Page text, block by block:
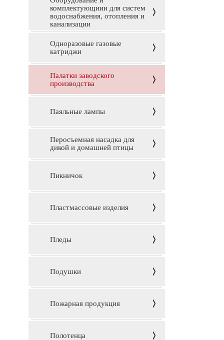
комплектующиии для систем
водоснабжения, отопления и
канализации
Одноразовые газовые
катриджи
Палатки заводского
производства
Паяльные лампы
Перосъемная насадка для
дикой и домашней птицы
Пикничок
Пластмассовые изделия
Пледы
Подушки
Пожарная продукция
Полотенца